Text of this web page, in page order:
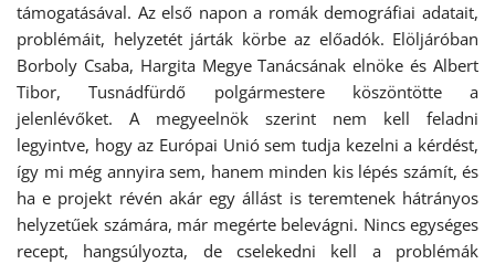
támogatásával. Az első napon a romák demográfiai adatait,
problémáit, helyzetét járták körbe az előadók. Elöljáróban
Borboly Csaba, Hargita Megye Tanácsának elnöke és Albert
Tibor, Tusnádfürdő polgármestere köszöntötte a
jelenlévőket. A megyeelnök szerint nem kell feladni
legyintve, hogy az Európai Unió sem tudja kezelni a kérdést,
így mi még annyira sem, hanem minden kis lépés számít, és
ha e projekt révén akár egy állást is teremtenek hátrányos
helyzetűek számára, már megérte belevágni. Nincs egységes
recept, hangsúlyozta, de cselekedni kell a problémák